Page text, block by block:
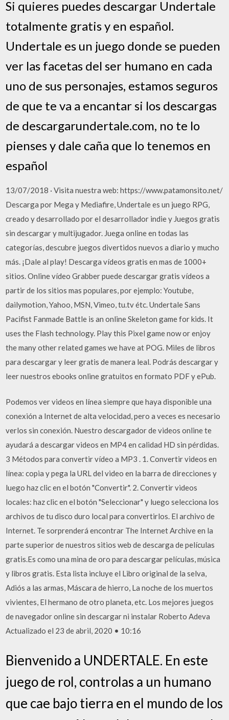
Si quieres puedes descargar Undertale
totalmente gratis y en español.
Undertale es un juego donde se pueden
ver las facetas del ser humano en cada
uno de sus personajes, estamos seguros
de que te va a encantar si los descargas
de descargarundertale.com, no te lo
pienses y dale caña que lo tenemos en
español
13/07/2018 · Visita nuestra web: https://www.patamonsito.net/
Descarga por Mega y Mediafire, Undertale es un juego RPG,
creado y desarrollado por el desarrollador indie y Juegos gratis
sin descargar y multijugador. Juega online en todas las
categorías, descubre juegos divertidos nuevos a diario y mucho
más. ¡Dale al play! Descarga vídeos gratis en mas de 1000+
sitios. Online vídeo Grabber puede descargar gratis vídeos a
partir de los sitios mas populares, por ejemplo: Youtube,
dailymotion, Yahoo, MSN, Vimeo, tu.tv étc. Undertale Sans
Pacifist Fanmade Battle is an online Skeleton game for kids. It
uses the Flash technology. Play this Pixel game now or enjoy
the many other related games we have at POG. Miles de libros
para descargar y leer gratis de manera leal. Podrás descargar y
leer nuestros ebooks online gratuitos en formato PDF y ePub.
Podemos ver videos en línea siempre que haya disponible una
conexión a Internet de alta velocidad, pero a veces es necesario
verlos sin conexión. Nuestro descargador de videos online te
ayudará a descargar videos en MP4 en calidad HD sin pérdidas.
3 Métodos para convertir vídeo a MP3 . 1. Convertir videos en
línea: copia y pega la URL del video en la barra de direcciones y
luego haz clic en el botón "Convertir". 2. Convertir videos
locales: haz clic en el botón "Seleccionar" y luego selecciona los
archivos de tu disco duro local para convertirlos. El archivo de
Internet. Te sorprenderá encontrar The Internet Archive en la
parte superior de nuestros sitios web de descarga de películas
gratis.Es como una mina de oro para descargar películas, música
y libros gratis. Esta lista incluye el Libro original de la selva,
Adiós a las armas, Máscara de hierro, La noche de los muertos
vivientes, El hermano de otro planeta, etc. Los mejores juegos
de navegador online sin descargar ni instalar Roberto Adeva
Actualizado el 23 de abril, 2020 • 10:16
Bienvenido a UNDERTALE. En este
juego de rol, controlas a un humano
que cae bajo tierra en el mundo de los